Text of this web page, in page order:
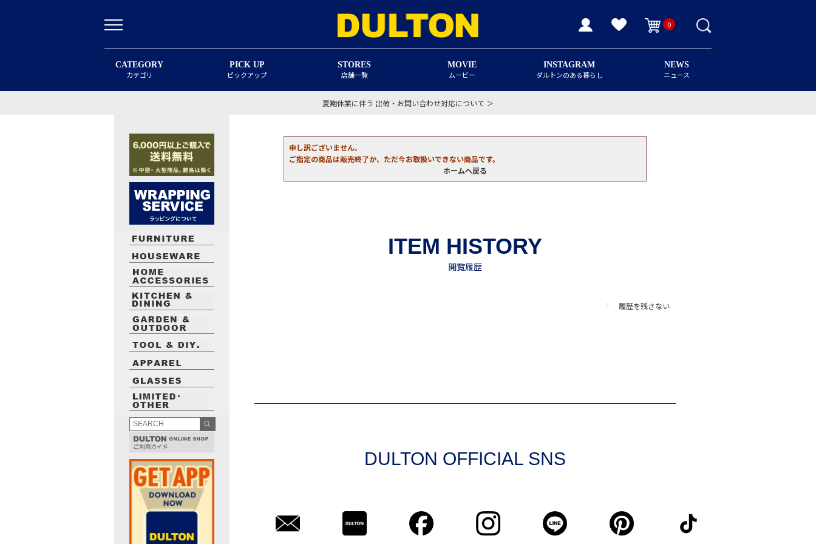
0
CATEGORY
カテゴリ
PICK UP
ピックアップ
STORES
店舗一覧
MOVIE
ムービー
INSTAGRAM
ダルトンのある暮らし
NEWS
ニュース
夏期休業に伴う 出荷・お問い合わせ対応について ＞
申し訳ございません。
ご指定の商品は販売終了か、ただ今お取扱いできない商品です。
ホームへ戻る
履歴を残さない
DULTON OFFICIAL SNS